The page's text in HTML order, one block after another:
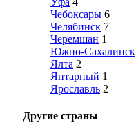
Чебоксары 6
Челябинск 7
Черемшан 1
Южно-Сахалинск
Ялта 2
Янтарный 1
Ярославль 2
Другие страны